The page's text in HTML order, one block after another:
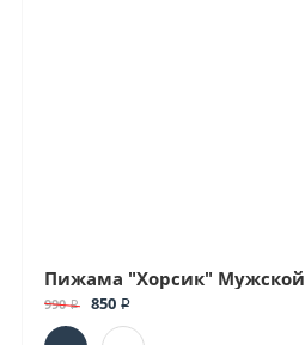
Пижама "Хорсик" Мужской
990 ₽ 850 ₽